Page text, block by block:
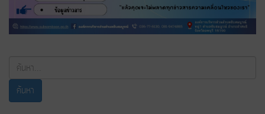
ค้นหา...
ค้นหา